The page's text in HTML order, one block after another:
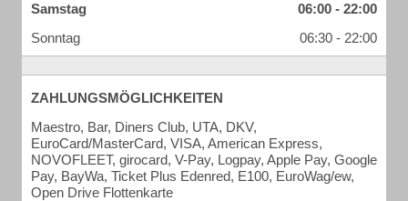
Samstag
06:00 - 22:00
Sonntag
06:30 - 22:00
ZAHLUNGSMÖGLICHKEITEN
Maestro, Bar, Diners Club, UTA, DKV,
EuroCard/MasterCard, VISA, American Express,
NOVOFLEET, girocard, V-Pay, Logpay, Apple Pay, Google
Pay, BayWa, Ticket Plus Edenred, E100, EuroWag/ew,
Open Drive Flottenkarte